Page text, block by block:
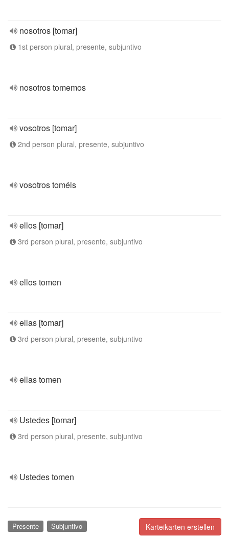
nosotros [tomar]
1st person plural, presente, subjuntivo
nosotros tomemos
vosotros [tomar]
2nd person plural, presente, subjuntivo
vosotros toméis
ellos [tomar]
3rd person plural, presente, subjuntivo
ellos tomen
ellas [tomar]
3rd person plural, presente, subjuntivo
ellas tomen
Ustedes [tomar]
3rd person plural, presente, subjuntivo
Ustedes tomen
Karteikarten erstellen
Presente Subjuntivo